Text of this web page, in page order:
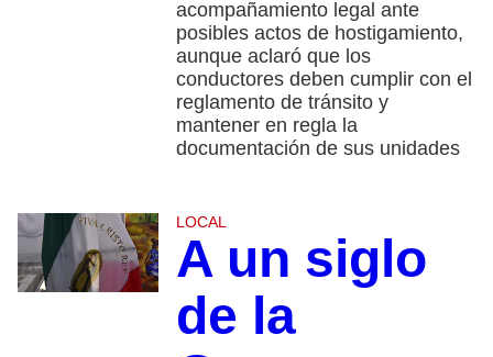
acompañamiento legal ante
posibles actos de hostigamiento,
aunque aclaró que los
conductores deben cumplir con el
reglamento de tránsito y
mantener en regla la
documentación de sus unidades
LOCAL
A un siglo
de la